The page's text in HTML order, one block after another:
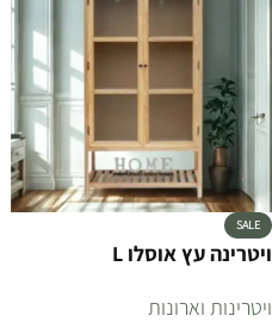
SALE
ויטרינה עץ אוסלו L
ויטרינות וארונות